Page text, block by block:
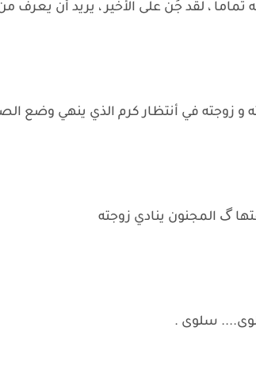
تماماً ، لقد جُن على الأخير ، يريد أن
و زوجته في أنتظار كرم الذي ينهي وضع
گ المجنون ينادي زوجته
سلوى .